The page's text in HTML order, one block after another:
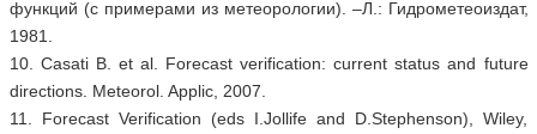
функций (с примерами из метеорологии). –Л.: Гидрометеоиздат,
1981.
10. Casati B. et al. Forecast verification: current status and future
directions. Meteorol. Applic, 2007.
11. Forecast Verification (eds I.Jollife and D.Stephenson), Wiley,